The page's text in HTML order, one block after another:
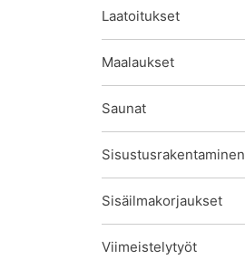
Laatoitukset
Maalaukset
Saunat
Sisustusrakentaminen
Sisäilmakorjaukset
Viimeistelytyöt